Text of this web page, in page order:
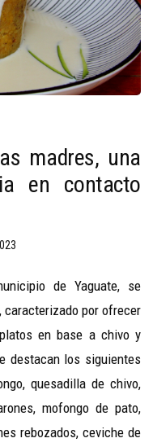
madres, una
en contacto
de Yaguate, se
caracterizado por ofrecer
en base a chivo y
destacan los siguientes
quesadilla de chivo,
mofongo de pato,
rebozados, ceviche de